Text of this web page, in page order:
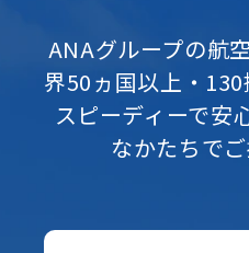
ANAグループの航
界50ヵ国以上・
スピーディーで安
なかたちでご